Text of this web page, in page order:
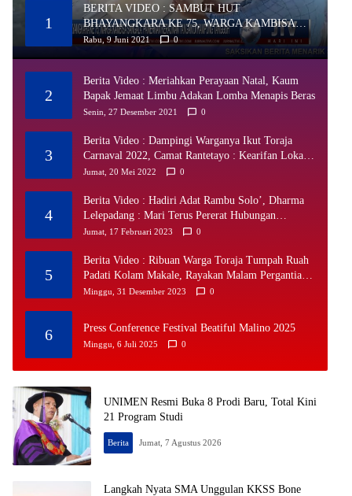
1
BERITA VIDEO : SAMBUT HUT
BHAYANGKARA KE 75, WARGA KAMBISA
SANGALA’ PAMERKAN KERAJINAN TANGAN
Rabu, 9 Juni 2021 0
2
Berita Video : Meriahkan Perayaan Natal, Kaum
Bapak Jemaat Limbu Adakan Lomba Menapis Beras
Senin, 27 Desember 2021 0
3
Berita Video : Dampingi Warganya Ikut Toraja
Carnaval 2022, Camat Rantetayo : Kearifan Lokal
Harus Terus Didukung
Jumat, 20 Mei 2022 0
4
Berita Video : Hadiri Adat Rambu Solo’, Dharma
Lelepadang : Mari Terus Pererat Hubungan
Kekeluargaan
Jumat, 17 Februari 2023 0
5
Berita Video : Ribuan Warga Toraja Tumpah Ruah
Padati Kolam Makale, Rayakan Malam Pergantian
Tahun Dengan Dentuman Meriam Bambu
Minggu, 31 Desember 2023 0
6 Press Conference Festival Beatiful Malino 2025
Minggu, 6 Juli 2025 0
UNIMEN Resmi Buka 8 Prodi Baru, Total Kini
21 Program Studi
Berita Jumat, 7 Agustus 2026
Langkah Nyata SMA Unggulan KKSS Bone